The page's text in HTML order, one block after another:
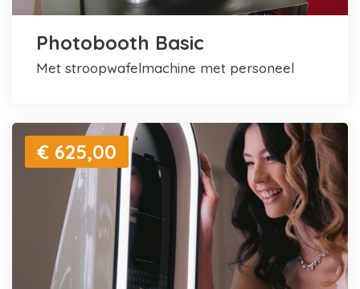
Photobooth Basic
met stroopwafelmachine met personeel
€ 625,00